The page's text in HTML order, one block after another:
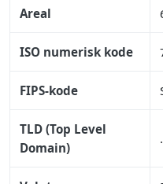
Areal
ISO numerisk kode
FIPS-kode
TLD (Top Level
Domain)